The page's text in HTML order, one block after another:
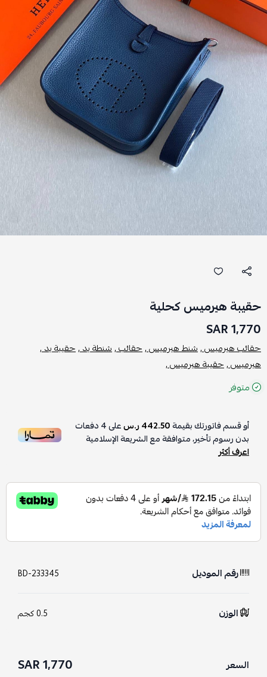
حقيبة هيرميس كحلية
1,770 SAR
حقائب هيرميس ,شنط هيرميس ,حقائب ,شنطة يد ,حقيبة يد ,
هيرميس ,حقيبة هيرميس ,
متوفر
أو قسم فاتورتك بقيمة442.50 ر.س على4دفعات
بدون رسوم تأخير، متوافقة مع الشريعة الإسلامية
اعرف أكثر
رقم الموديل BD-233345
الوزن 0.5 كجم
السعر 1,770 SAR